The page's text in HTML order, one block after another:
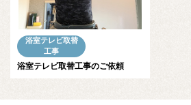
浴室テレビ取替
工事
浴室テレビ取替工事のご依頼